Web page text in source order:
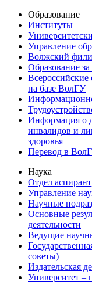
Образование
Институты
Управление
Волжский
Образование
на базе ВолГУ
Информация о
инвалидов и
здоровья
Перевод в
Наука
Отдел
Управление
Научные
Основные
деятельности
Ведущие
советы)
Издательская
Университет –